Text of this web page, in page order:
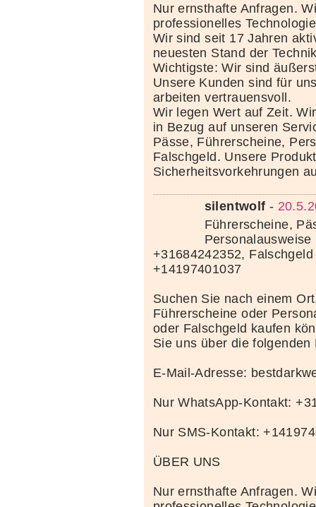
Nur ernsthafte Anfragen.
professionelles
Wir sind seit 17 Jahren
neuesten Stand der
Wichtigste: Wir sind
Unsere Kunden sind für
arbeiten vertrauensvoll.
Wir legen Wert auf Zeit.
in Bezug auf unseren
Pässe, Führerscheine,
Falschgeld. Unsere
Sicherheitsvorkehrungen
silentwolf -
Führerscheine,
+31684242352,
+14197401037
Suchen Sie nach einem
Führerscheine oder
oder Falschgeld kaufen
Sie uns über die folgenden
E-Mail-Adresse:
Nur WhatsApp-Kontakt:
Nur SMS-Kontakt:
ÜBER UNS
Nur ernsthafte Anfragen.